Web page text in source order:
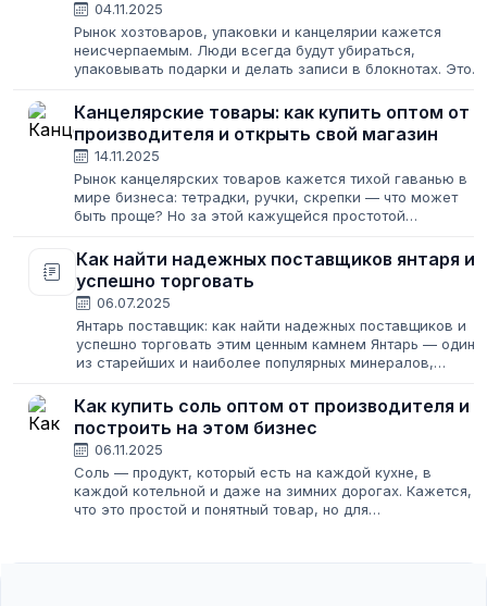
04.11.2025
Рынок хозтоваров, упаковки и канцелярии кажется
неисчерпаемым. Люди всегда будут убираться,
упаковывать подарки и делать записи в блокнотах. Это
продал подороже. Но за этой простотой...
Канцелярские товары: как купить оптом от
производителя и открыть свой магазин
14.11.2025
Рынок канцелярских товаров кажется тихой гаванью в
мире бизнеса: тетрадки, ручки, скрепки — что может
быть проще? Но за этой кажущейся простотой
и возможность построить прибыльное...
Как найти надежных поставщиков янтаря и
успешно торговать
06.07.2025
Янтарь поставщик: как найти надежных поставщиков и
успешно торговать этим ценным камнем Янтарь — один
из старейших и наиболее популярных минералов,
особая прозрачность и богатый...
Как купить соль оптом от производителя и
построить на этом бизнес
06.11.2025
Соль — продукт, который есть на каждой кухне, в
каждой котельной и даже на зимних дорогах. Кажется,
что это простой и понятный товар, но для